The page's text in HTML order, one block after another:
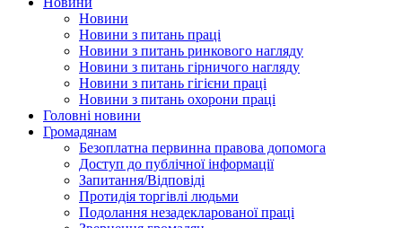
Новини
Новини з питань праці
Новини з питань ринкового нагляду
Новини з питань гірничого нагляду
Новини з питань гігієни праці
Новини з питань охорони праці
Головні новини
Громадянам
Безоплатна первинна правова допомога
Доступ до публічної інформації
Запитання/Відповіді
Протидія торгівлі людьми
Подолання незадекларованої праці